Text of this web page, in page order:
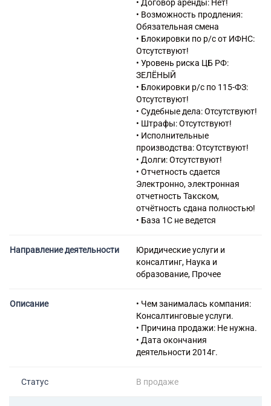
вопросам коммерческой
деятельности и управления
71.20.8 Сертификация
продукции, услуг и
организаций
78.10 Деятельность агентств
по подбору персонала
90.01 Деятельность в области
исполнительских искусств
90.02 Деятельность
вспомогательная, связанная с
исполнительскими
искусствами
90.03 Деятельность в области
художественного творчества
90.04.2 Деятельность
многоцелевых центров и
подобных заведений с
94.99 Деятельность прочих
общественных организаций,
не включенных в другие
• Договор аренды: Нет!
• Возможность продления:
Обязательная смена
• Блокировки по р/с от ИФНС:
Отсутствуют!
• Уровень риска ЦБ РФ:
ЗЕЛЁНЫЙ
• Блокировки р/с по 115-ФЗ:
Отсутствуют!
• Судебные дела: Отсутствуют!
• Штрафы: Отсутствуют!
• Исполнительные
производства: Отсутствуют!
• Долги: Отсутствуют!
• Отчетность сдается
Электронно, электронная
отчетность Такском,
отчётность сдана полностью!
• База 1С не ведется
Направление деятельности
Юридические услуги и
консалтинг, Наука и
образование, Прочее
Описание
• Чем занималась компания:
Консалтинговые услуги.
• Причина продажи: Не нужна.
• Дата окончания
деятельности 2014г.
Статус В продаже